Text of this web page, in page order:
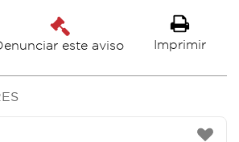
este aviso Imprimir